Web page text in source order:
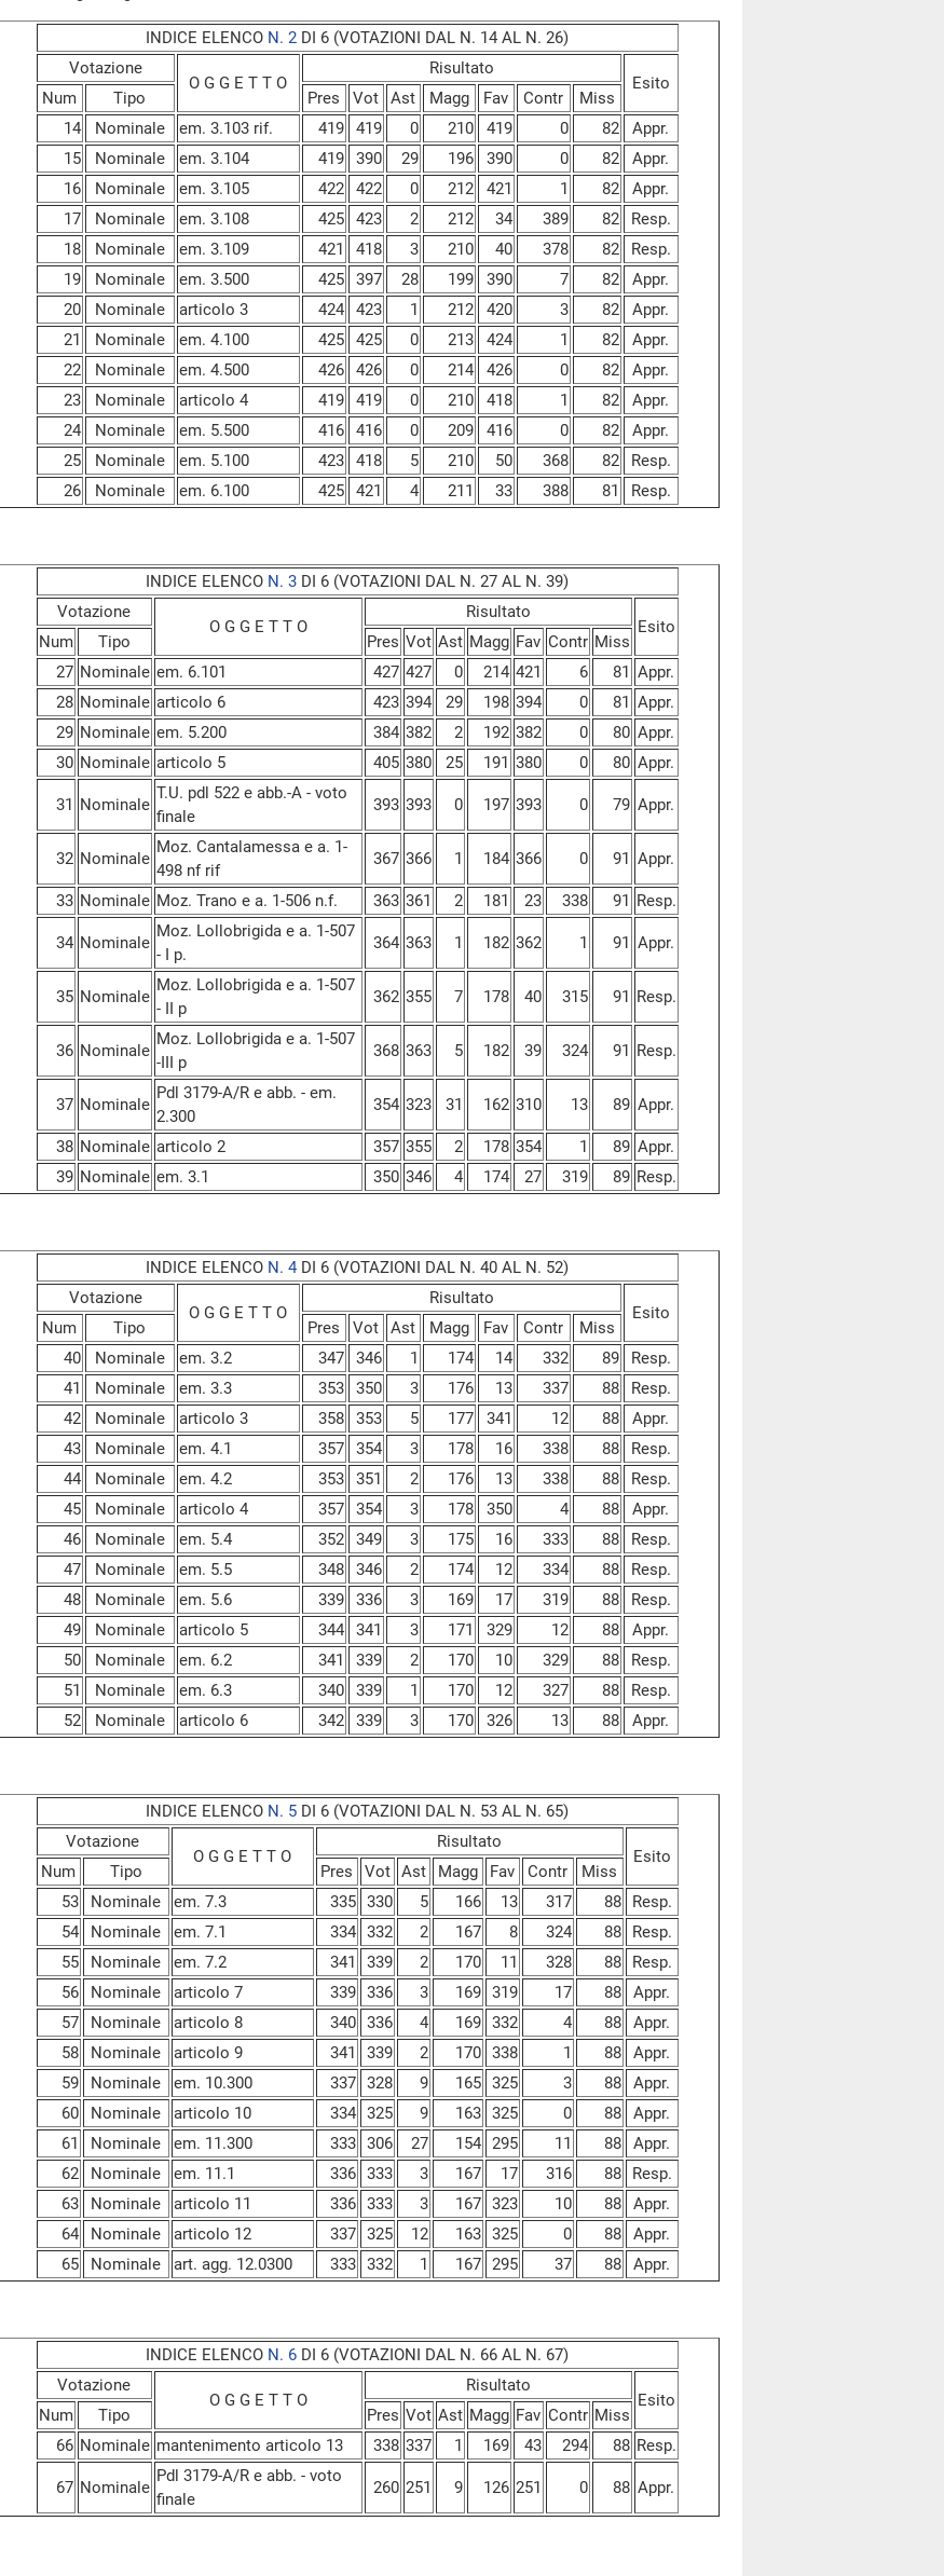
INDICE ELENCO N. 2 DI 6 (VOTAZIONI DAL N. 14 AL N. 26)
Votazione
O G G E T T O
Risultato
Esito
Num Tipo Pres Vot Ast Magg Fav Contr
Miss
14
Nominale em. 3.103 rif. 419 419 0 210 419 0 82
Appr.
15
Nominale em. 3.104 419 390 29 196 390 0 82
Appr.
16
Nominale em. 3.105 422 422 0 212 421 1 82
Appr.
17
Nominale em. 3.108 425 423 2 212 34 389 82
Resp.
18
Nominale em. 3.109 421 418 3 210 40 378 82
Resp.
19
Nominale em. 3.500 425 397 28 199 390 7 82
Appr.
20
Nominale articolo 3 424 423 1 212 420 3 82
Appr.
21
Nominale em. 4.100 425 425 0 213 424 1 82
Appr.
22
Nominale em. 4.500 426 426 0 214 426 0 82
Appr.
23
Nominale articolo 4 419 419 0 210 418 1 82
Appr.
24
Nominale em. 5.500 416 416 0 209 416 0 82
Appr.
25
Nominale em. 5.100 423 418 5 210 50 368 82
Resp.
26
Nominale em. 6.100 425 421 4 211 33 388 81 Resp.
INDICE ELENCO N. 3 DI 6 (VOTAZIONI DAL N. 27 AL N. 39)
Votazione
O G G E T T O
Risultato
Esito
Num Tipo Pres Vot Ast Magg Fav Contr Miss
27 Nominale em. 6.101 427 427 0 214 421 6 81 Appr.
28 Nominale articolo 6 423 394 29 198 394 0 81 Appr.
29 Nominale em. 5.200 384 382 2 192 382 0 80 Appr.
30 Nominale articolo 5 405 380 25 191 380 0 80 Appr.
31 Nominale
T.U. pdl 522 e abb.-A - voto
finale
393 393 0 197 393 0 79 Appr.
32 Nominale
Moz. Cantalamessa e a. 1-
498 nf rif
367 366 1 184 366 0 91 Appr.
33 Nominale Moz. Trano e a. 1-506 n.f. 363 361 2 181 23 338 91 Resp.
34 Nominale
Moz. Lollobrigida e a. 1-507
- I p.
364 363 1 182 362 1 91 Appr.
35 Nominale
Moz. Lollobrigida e a. 1-507
- II p
362 355 7 178 40 315 91 Resp.
36 Nominale
Moz. Lollobrigida e a. 1-507
-III p
368 363 5 182 39 324 91 Resp.
37 Nominale
Pdl 3179-A/R e abb. - em.
2.300
354 323 31 162 310 13 89 Appr.
38 Nominale articolo 2 357 355 2 178 354 1 89 Appr.
39 Nominale em. 3.1 350 346 4 174 27 319 89 Resp.
INDICE ELENCO N. 4 DI 6 (VOTAZIONI DAL N. 40 AL N. 52)
Votazione
O G G E T T O
Risultato
Esito
Num Tipo Pres Vot Ast Magg Fav Contr
Miss
40
Nominale em. 3.2 347 346 1 174 14 332 89
Resp.
41
Nominale em. 3.3 353 350 3 176 13 337 88
Resp.
42
Nominale articolo 3 358 353 5 177 341 12 88
Appr.
43
Nominale em. 4.1 357 354 3 178 16 338 88
Resp.
44
Nominale em. 4.2 353 351 2 176 13 338 88
Resp.
45
Nominale articolo 4 357 354 3 178 350 4 88
Appr.
46
Nominale em. 5.4 352 349 3 175 16 333 88
Resp.
47
Nominale em. 5.5 348 346 2 174 12 334 88
Resp.
48
Nominale em. 5.6 339 336 3 169 17 319 88
Resp.
49
Nominale articolo 5 344 341 3 171 329 12 88
Appr.
50
Nominale em. 6.2 341 339 2 170 10 329 88
Resp.
51
Nominale em. 6.3 340 339 1 170 12 327 88
Resp.
52
Nominale articolo 6 342 339 3 170 326 13 88 Appr.
INDICE ELENCO N. 5 DI 6 (VOTAZIONI DAL N. 53 AL N. 65)
Votazione
O G G E T T O
Risultato
Esito
Num Tipo Pres Vot Ast Magg Fav Contr
Miss
53
Nominale em. 7.3 335 330 5 166 13 317 88
Resp.
54
Nominale em. 7.1 334 332 2 167 8 324 88
Resp.
55
Nominale em. 7.2 341 339 2 170 11 328 88
Resp.
56
Nominale articolo 7 339 336 3 169 319 17 88
Appr.
57
Nominale articolo 8 340 336 4 169 332 4 88
Appr.
58
Nominale articolo 9 341 339 2 170 338 1 88
Appr.
59
Nominale em. 10.300 337 328 9 165 325 3 88
Appr.
60
Nominale articolo 10 334 325 9 163 325 0 88
Appr.
61
Nominale em. 11.300 333 306 27 154 295 11 88
Appr.
62
Nominale em. 11.1 336 333 3 167 17 316 88
Resp.
63
Nominale articolo 11 336 333 3 167 323 10 88
Appr.
64
Nominale articolo 12 337 325 12 163 325 0 88
Appr.
65
Nominale art. agg. 12.0300 333 332 1 167 295 37 88 Appr.
INDICE ELENCO N. 6 DI 6 (VOTAZIONI DAL N. 66 AL N. 67)
Votazione
O G G E T T O
Risultato
Esito
Num Tipo Pres Vot Ast Magg Fav Contr Miss
66 Nominale mantenimento articolo 13 338 337 1 169 43 294 88 Resp.
67 Nominale
Pdl 3179-A/R e abb. - voto
finale
260 251 9 126 251 0 88 Appr.